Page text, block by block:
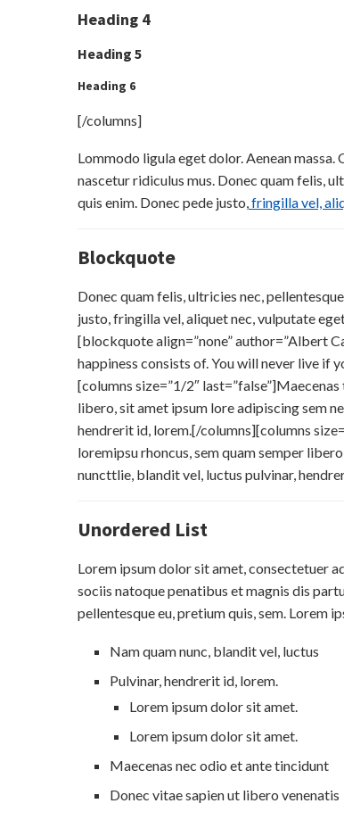
Heading 4
Heading 5
Heading 6
[/columns]
Lommodo ligula eget dolor. Aenean
nascetur ridiculus mus. Donec quam felis,
quis enim. Donec pede justo,fringilla vel,
Blockquote
Donec quam felis, ultricies nec,
justo, fringilla vel, aliquet nec, vulputate
[blockquote align=”none” author=”Albert
happiness consists of. You will never live
[columns size=”1/2″
libero, sit amet ipsum lore adipiscing sem
hendrerit id, lorem.[/columns][columns
loremipsu rhoncus, sem quam semper
nuncttlie, blandit vel, luctus pulvinar,
Unordered List
Lorem ipsum dolor sit amet, consectetuer
sociis natoque penatibus et magnis dis
pellentesque eu, pretium quis, sem. Lorem
Nam quam nunc, blandit vel, luctus
Pulvinar, hendrerit id, lorem.
Lorem ipsum dolor sit amet.
Lorem ipsum dolor sit amet.
Maecenas nec odio et ante tincidunt
Donec vitae sapien ut libero venenatis